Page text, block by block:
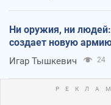
Ни оружия, ни
создает новую
Игар Тышкевич 24